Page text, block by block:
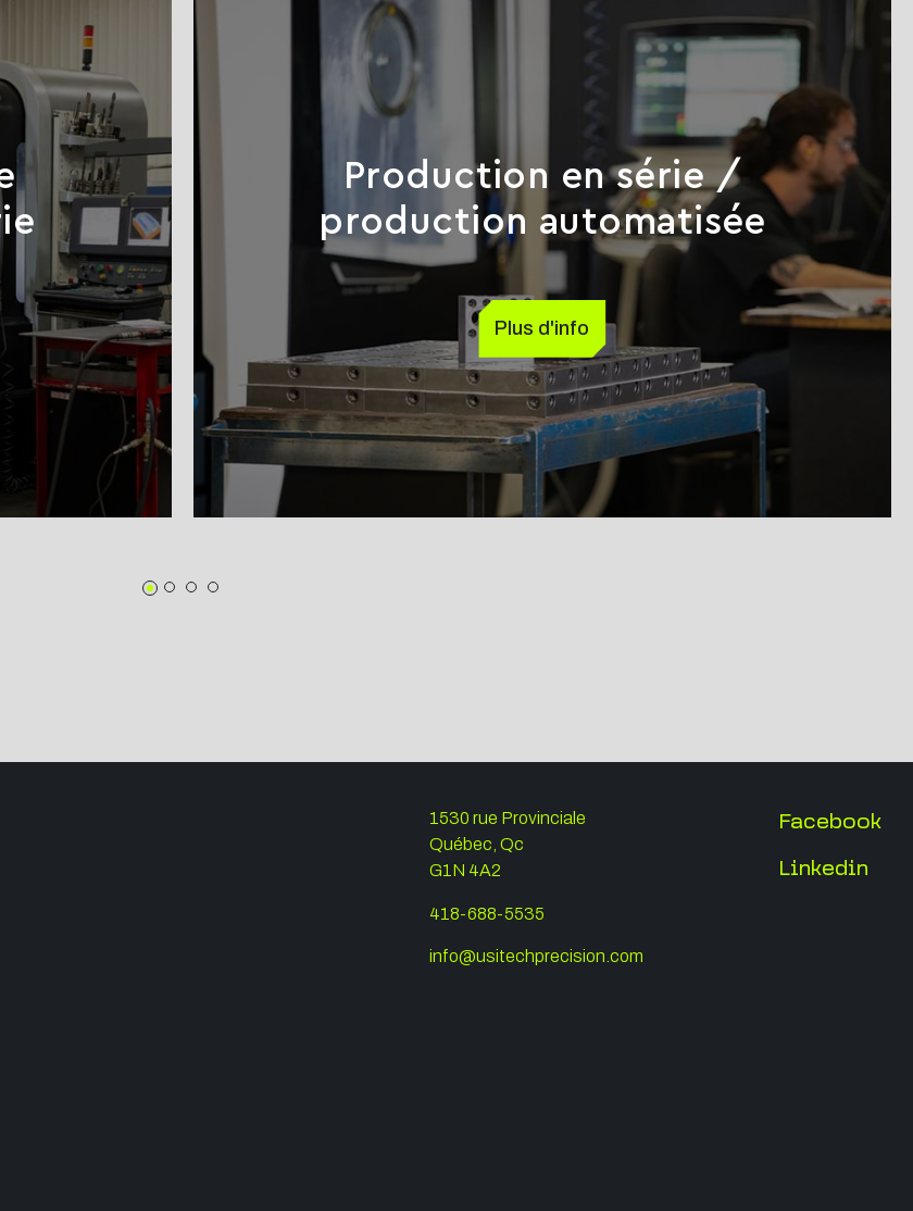
Production en série /
production automatisée
Plus d'info
1530 rue Provinciale
Québec, Qc
G1N 4A2
418-688-5535
info@usitechprecision.com
Facebook
Linkedin